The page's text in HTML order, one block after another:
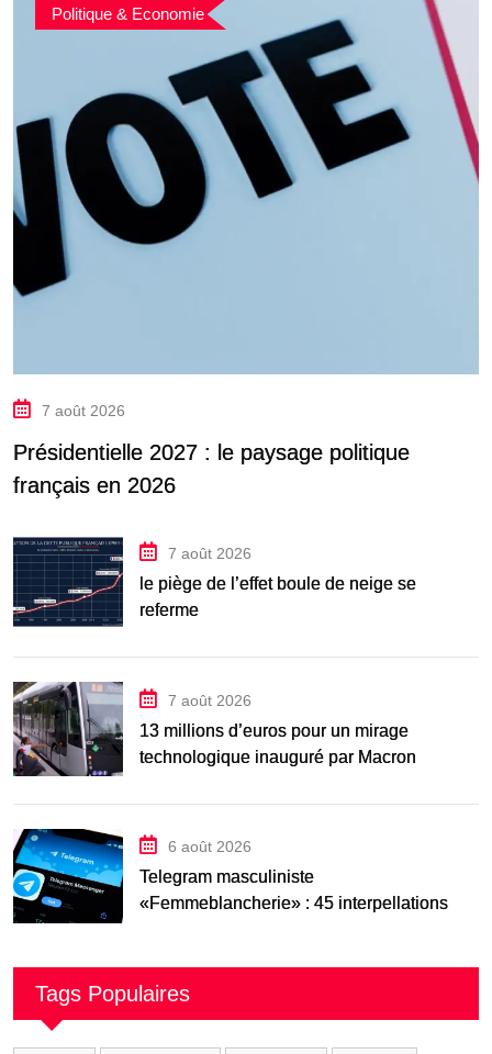
Politique & Economie
7 août 2026
Présidentielle 2027 : le paysage politique
français en 2026
7 août 2026
le piège de l’effet boule de neige se
referme
7 août 2026
13 millions d’euros pour un mirage
technologique inauguré par Macron
6 août 2026
Telegram masculiniste
«Femmeblancherie» : 45 interpellations
Tags Populaires